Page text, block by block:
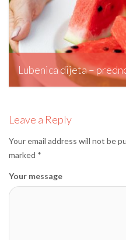
Lubenica dijeta –
Leave a Reply
Your email address will not be
marked *
Your message